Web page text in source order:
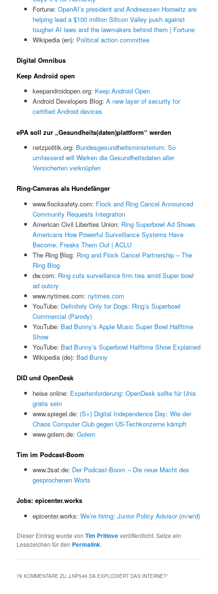
Fortune: OpenAI’s president and Andreessen Horowitz are
helping lead a $100 million Silicon Valley push against
tougher AI laws and the lawmakers behind them | Fortune
Wikipedia (en): Political action committee
Digital Omnibus
Keep Android open
keepandroidopen.org: Keep Android Open
Android Developers Blog: A new layer of security for
certified Android devices
ePA soll zur „Gesundheits(daten)plattform“ werden
netzpolitik.org: Bundesgesundheitsministerium: So
umfassend will Warken die Gesundheitsdaten aller
Versicherten verknüpfen
Ring-Cameras als Hundefänger
www.flocksafety.com: Flock and Ring Cancel Announced
Community Requests Integration
American Civil Liberties Union: Ring Superbowl Ad Shows
Americans How Powerful Surveillance Systems Have
Become, Freaks Them Out | ACLU
The Ring Blog: Ring and Flock Cancel Partnership – The
Ring Blog
dw.com: Ring cuts surveillance firm ties amid Super bowl
ad outcry
www.nytimes.com: nytimes.com
YouTube: Definitely Only for Dogs: Ring’s Superbowl
Commercial (Parody)
YouTube: Bad Bunny’s Apple Music Super Bowl Halftime
Show
YouTube: Bad Bunny’s Superbowl Halftime Show Explained
Wikipedia (de): Bad Bunny
DID und OpenDesk
heise online: Expertenforderung: OpenDesk sollte für Unis
gratis sein
www.spiegel.de: (S+) Digital Independence Day: Wie der
Chaos Computer Club gegen US-Techkonzerne kämpft
www.golem.de: Golem
Tim im Podcast-Boom
www.3sat.de: Der Podcast-Boom – Die neue Macht des
gesprochenen Worts
Jobs: epicenter.works
epicenter.works: We’re hiring: Junior Policy Advisor (m/w/d)
Dieser Eintrag wurde vonTim Pritloveveröffentlicht. Setze ein
Lesezeichen für den Permalink.
76 KOMMENTARE ZU „LNP546 DA EXPLODIERT DAS INTERNET“